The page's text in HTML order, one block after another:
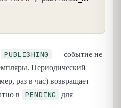
PUBLISHING
— событие не
Периодический
раз в час) возвращает
в
PENDING
для